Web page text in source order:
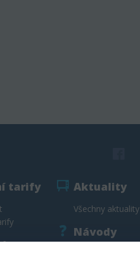
tarify Aktuality
Všechny aktuality
Návody